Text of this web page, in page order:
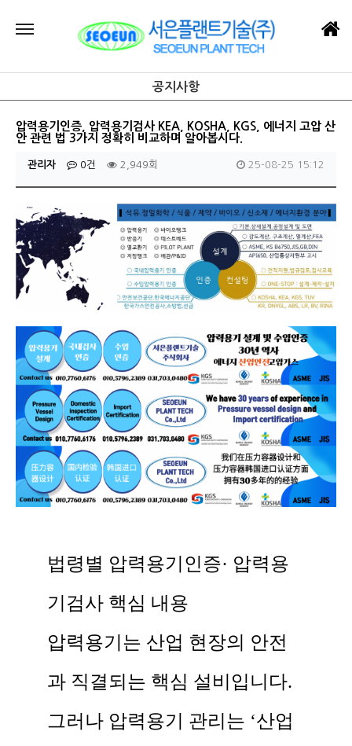
공지사항
압력용기인증, 압력용기검사 KEA, KOSHA, KGS, 에너지 고압 산
안 관련 법 3가지 정확히 비교하며 알아봅시다.
관리자 0건 2,949회 25-08-25 15:12
법령별 압력용기인증· 압력용
기검사 핵심 내용
압력용기는 산업 현장의 안전
과 직결되는 핵심 설비입니다.
그러나 압력용기 관리는 ‘산업